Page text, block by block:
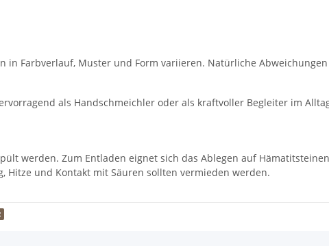
in Farbverlauf, Muster und Form variieren. Natürliche
als Handschmeichler oder als kraftvoller Begleiter im
werden. Zum Entladen eignet sich das Ablegen auf
und Kontakt mit Säuren sollten vermieden werden.